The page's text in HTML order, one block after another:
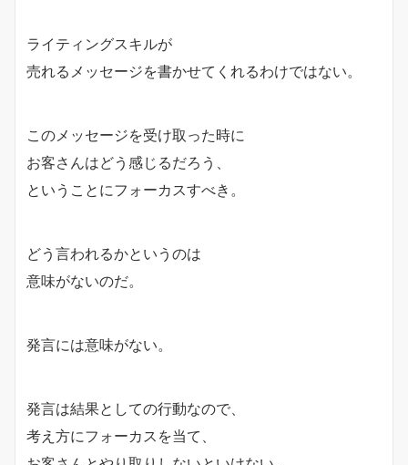
ライティングスキルが
売れるメッセージを書かせてくれるわけではない。
このメッセージを受け取った時に
お客さんはどう感じるだろう、
ということにフォーカスすべき。
どう言われるかというのは
意味がないのだ。
発言には意味がない。
発言は結果としての行動なので、
考え方にフォーカスを当て、